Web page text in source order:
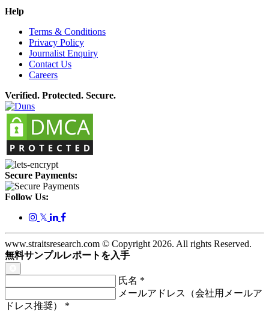
Help
Terms & Conditions
Privacy Policy
Journalist Enquiry
Contact Us
Careers
Verified. Protected. Secure.
Secure Payments:
Follow Us:
𝕏
www.straitsresearch.com © Copyright 2026. All rights Reserved.
無料サンプルレポートを入手
氏名 *
メールアドレス（会社用メールア
ドレス推奨） *